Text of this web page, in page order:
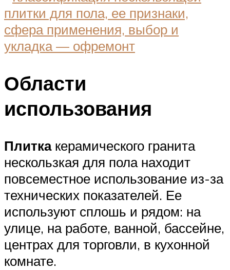
Области
использования
Плиткакерамического гранита
нескользкая для пола находит
повсеместное использование из-за
технических показателей. Ее
используют сплошь и рядом: на
улице, на работе, ванной, бассейне,
центрах для торговли, в кухонной
комнате.